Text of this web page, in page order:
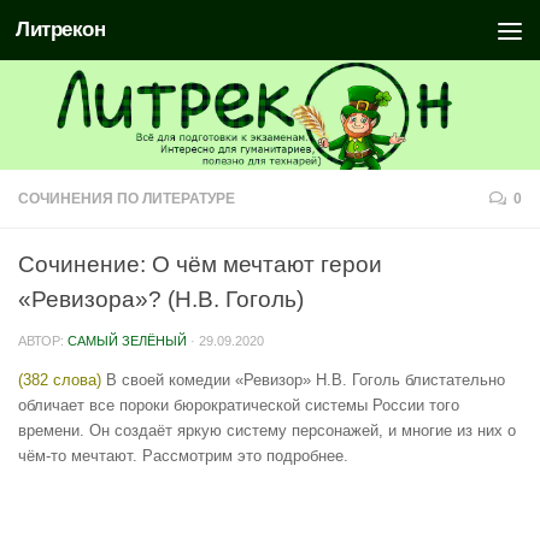
Литрекон
СОЧИНЕНИЯ ПО ЛИТЕРАТУРЕ 0
Сочинение: О чём мечтают герои
«Ревизора»? (Н.В. Гоголь)
АВТОР: САМЫЙ ЗЕЛЁНЫЙ · 29.09.2020
(382 слова) В своей комедии «Ревизор» Н.В. Гоголь блистательно
обличает все пороки бюрократической системы России того
времени. Он создаёт яркую систему персонажей, и многие из них о
чём-то мечтают. Рассмотрим это подробнее.